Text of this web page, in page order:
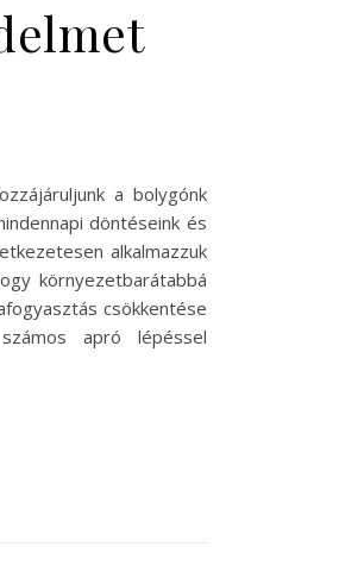
a bolygónk
döntéseink és
alkalmazzuk
környezetbarátabbá
csökkentése
apró lépéssel